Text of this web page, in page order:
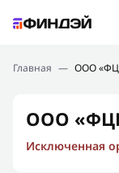
Подбор займа
Новости
Финансовое
Главная — ООО
ООО
Исключенная
Ошибка:
Спасибо, что
Мы свяжемся с
результат